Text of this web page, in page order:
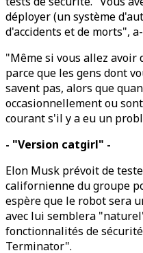
déployer (un système
d'accidents et de morts",
"Même si vous allez avoir
parce que les gens dont
savent pas, alors que
occasionnellement ou
courant s'il y a eu un
- "Version catgirl" -
Elon Musk prévoit de
californienne du groupe
espère que le robot sera
avec lui semblera
fonctionnalités de
Terminator".